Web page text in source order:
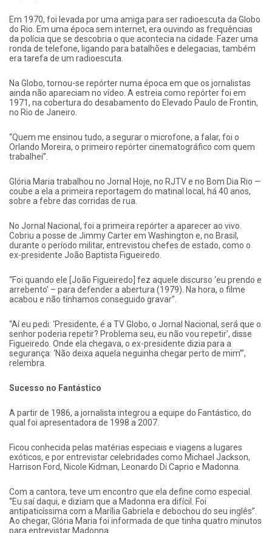
Em 1970, foi levada por uma amiga para ser radioescuta da Globo
do Rio. Em uma época sem internet, era ouvindo as frequências
da polícia que se descobria o que acontecia na cidade. Fazer uma
ronda de telefone, ligando para batalhões e delegacias, também
era tarefa de um radioescuta.
Na Globo, tornou-se repórter numa época em que os jornalistas
ainda não apareciam no vídeo. A estreia como repórter foi em
1971, na cobertura do desabamento do Elevado Paulo de Frontin,
no Rio de Janeiro.
“Quem me ensinou tudo, a segurar o microfone, a falar, foi o
Orlando Moreira, o primeiro repórter cinematográfico com quem
trabalhei”.
Glória Maria trabalhou no Jornal Hoje, no RJTV e no Bom Dia Rio —
coube a ela a primeira reportagem do matinal local, há 40 anos,
sobre a febre das corridas de rua.
No Jornal Nacional, foi a primeira repórter a aparecer ao vivo.
Cobriu a posse de Jimmy Carter em Washington e, no Brasil,
durante o período militar, entrevistou chefes de estado, como o
ex-presidente João Baptista Figueiredo.
“Foi quando ele [João Figueiredo] fez aquele discurso ‘eu prendo e
arrebento’ – para defender a abertura (1979). Na hora, o filme
acabou e não tínhamos conseguido gravar”.
“Aí eu pedi: ‘Presidente, é a TV Globo, o Jornal Nacional, será que o
senhor poderia repetir? Problema seu, eu não vou repetir’, disse
Figueiredo. Onde ela chegava, o ex-presidente dizia para a
segurança: ‘Não deixa aquela neguinha chegar perto de mim’”,
relembra.
Sucesso no Fantástico
A partir de 1986, a jornalista integrou a equipe do Fantástico, do
qual foi apresentadora de 1998 a 2007.
Ficou conhecida pelas matérias especiais e viagens a lugares
exóticos, e por entrevistar celebridades como Michael Jackson,
Harrison Ford, Nicole Kidman, Leonardo Di Caprio e Madonna.
Com a cantora, teve um encontro que ela define como especial.
“Eu saí daqui, e diziam que a Madonna era difícil. Foi
antipaticíssima com a Marília Gabriela e debochou do seu inglês”.
Ao chegar, Glória Maria foi informada de que tinha quatro minutos
para entrevistar Madonna.